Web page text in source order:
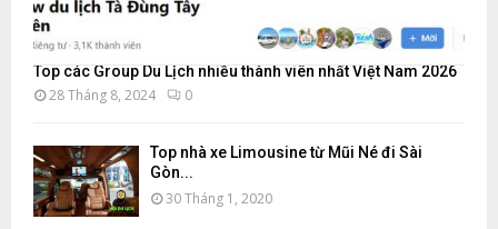
Top các Group Du Lịch nhiều thành viên nhất Việt Nam 2026
28 Tháng 8, 2024 0
Top nhà xe Limousine từ Mũi Né đi Sài
Gòn...
30 Tháng 1, 2020